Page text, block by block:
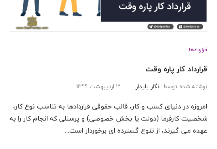
قراردادها
قرارداد کار پاره وقت
نوشته شده توسط: نگار پایدار 3 اردیبهشت 1399
امروزه در دنیای کسب و کار، قالب حقوقی قراردادها به تناسب نوع کار،
شخصیت کارفرما (دولت یا بخش خصوصی) و پرسنلی که انجام کار را به
عهده می گیرند، از تنوع گسترده ای برخوردار است...